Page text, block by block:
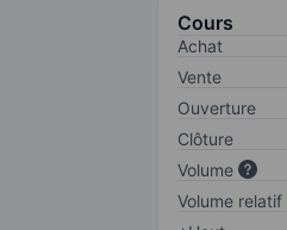
Cours
Achat
Vente
Ouverture
Clôture
Volume
Volume relatif